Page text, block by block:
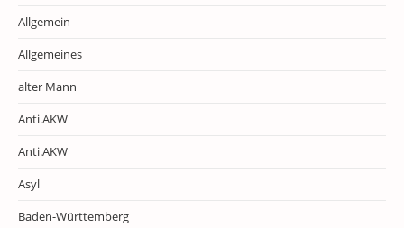
Allgemein
Allgemeines
alter Mann
Anti.AKW
Anti.AKW
Asyl
Baden-Württemberg